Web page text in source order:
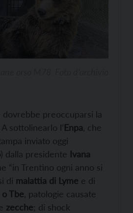
dovrebbe preoccuparsi la
sottolinearlo l’Enpa , che
inviato oggi
) dalla presidente Ivana
“in Trentino ogni anno si
di malattia di Lyme e di
Tbe , patologie causate
zecche; di shock